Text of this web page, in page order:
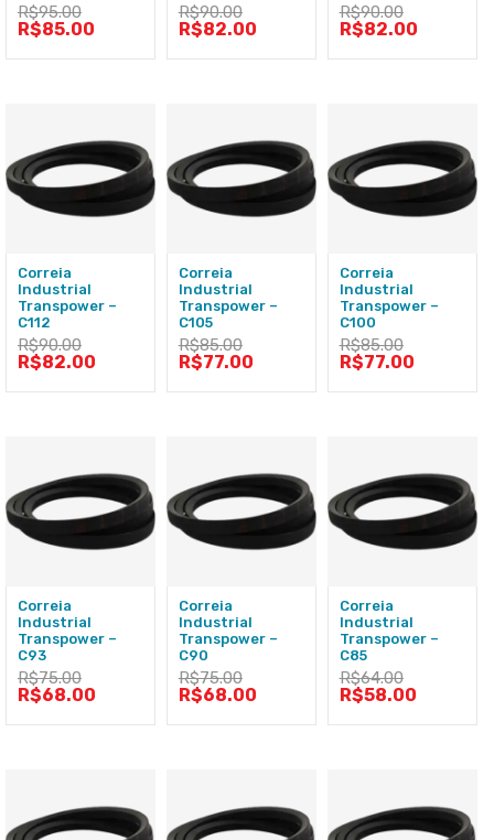
R$95.00
R$85.00
R$90.00
R$82.00
R$90.00
R$82.00
Correia
Industrial
Transpower –
C112
R$90.00
R$82.00
Correia
Industrial
Transpower –
C105
R$85.00
R$77.00
Correia
Industrial
Transpower –
C100
R$85.00
R$77.00
Correia
Industrial
Transpower –
C93
R$75.00
R$68.00
Correia
Industrial
Transpower –
C90
R$75.00
R$68.00
Correia
Industrial
Transpower –
C85
R$64.00
R$58.00